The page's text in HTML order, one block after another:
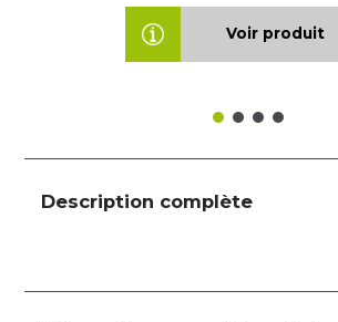
Voir produit
Description complète